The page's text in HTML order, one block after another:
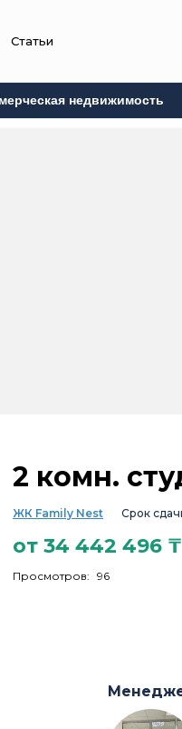
Статьи
недвижимость
2 комн.
ЖК Family Nest Срок
от 34 442 496 ₸
Просмотров: 96